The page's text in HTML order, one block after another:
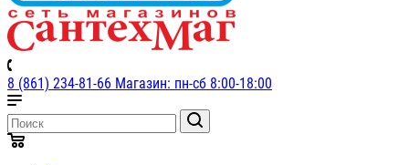
8 (861) 234-81-66 Магазин: пн-сб 8:00-18:00